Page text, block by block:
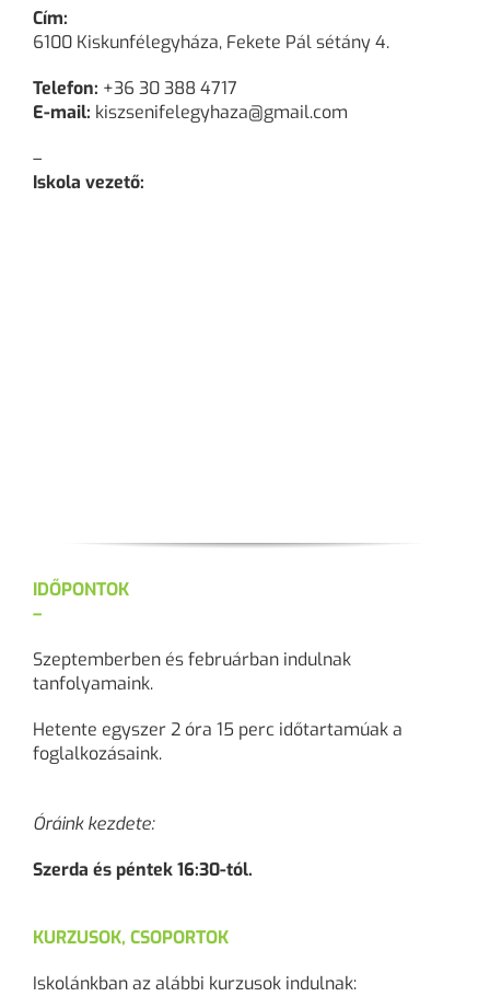
Cím:
6100 Kiskunfélegyháza, Fekete Pál sétány 4.
Telefon: +36 30 388 4717
E-mail: kiszsenifelegyhaza@gmail.com
–
Iskola vezető:
IDŐPONTOK
–
Szeptemberben és februárban indulnak
tanfolyamaink.
Hetente egyszer 2 óra 15 perc időtartamúak a
foglalkozásaink.
Óráink kezdete:
Szerda és péntek 16:30-tól.
KURZUSOK, CSOPORTOK
Iskolánkban az alábbi kurzusok indulnak: